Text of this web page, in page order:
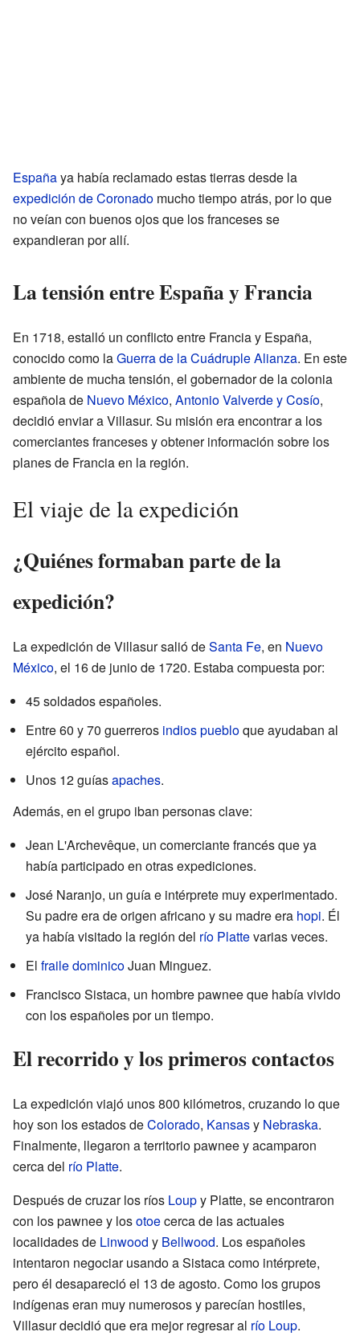
Españaya había reclamado estas tierras desde la
expedición de Coronado mucho tiempo atrás, por lo que
no veían con buenos ojos que los franceses se
expandieran por allí.
La tensión entre España y Francia
En 1718, estalló un conflicto entre Francia y España,
conocido como laGuerra de la Cuádruple Alianza. En este
ambiente de mucha tensión, el gobernador de la colonia
española de Nuevo México, Antonio Valverde y Cosío,
decidió enviar a Villasur. Su misión era encontrar a los
comerciantes franceses y obtener información sobre los
planes de Francia en la región.
El viaje de la expedición
¿Quiénes formaban parte de la
expedición?
La expedición de Villasur salió deSanta Fe, en Nuevo
México, el 16 de junio de 1720. Estaba compuesta por:
45 soldados españoles.
Entre 60 y 70 guerreros indios puebloque ayudaban al
ejército español.
Unos 12 guíasapaches.
Además, en el grupo iban personas clave:
Jean L'Archevêque, un comerciante francés que ya
había participado en otras expediciones.
José Naranjo, un guía e intérprete muy experimentado.
Su padre era de origen africano y su madre era hopi. Él
ya había visitado la región del río Plattevarias veces.
El frailedominicoJuan Minguez.
Francisco Sistaca, un hombre pawnee que había vivido
con los españoles por un tiempo.
El recorrido y los primeros contactos
La expedición viajó unos 800 kilómetros, cruzando lo que
hoy son los estados deColorado, Kansasy Nebraska.
Finalmente, llegaron a territorio pawnee y acamparon
cerca del río Platte.
Después de cruzar los ríos Loupy Platte, se encontraron
con los pawnee y losotoecerca de las actuales
localidades de Linwood y Bellwood. Los españoles
intentaron negociar usando a Sistaca como intérprete,
pero él desapareció el 13 de agosto. Como los grupos
indígenas eran muy numerosos y parecían hostiles,
Villasur decidió que era mejor regresar al río Loup.